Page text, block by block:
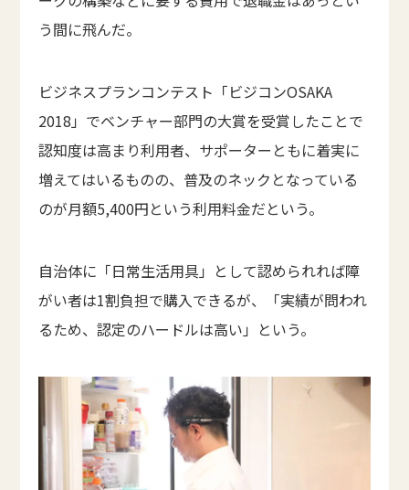
う間に飛んだ。
ビジネスプランコンテスト「ビジコンOSAKA
2018」でベンチャー部門の大賞を受賞したことで
認知度は高まり利用者、サポーターともに着実に
増えてはいるものの、普及のネックとなっている
のが月額5,400円という利用料金だという。
自治体に「日常生活用具」として認められれば障
がい者は1割負担で購入できるが、「実績が問われ
るため、認定のハードルは高い」という。